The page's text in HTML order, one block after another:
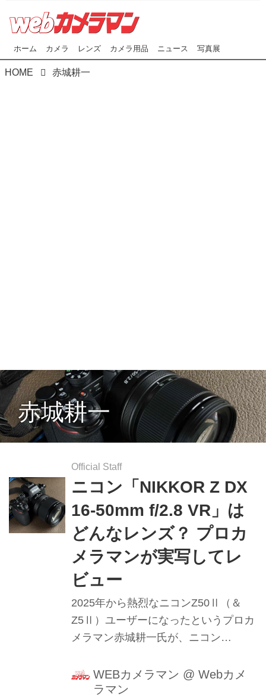
ホーム カメラ レンズ カメラ用品 ニュース 写真展
HOME 赤城耕一
赤城耕一
Official Staff
ニコン「NIKKOR Z DX
16-50mm f/2.8 VR」は
どんなレンズ？ プロカ
メラマンが実写してレ
ビュー
2025年から熱烈なニコンZ50Ⅱ（＆
Z5Ⅱ）ユーザーになったというプロカ
メラマン赤城耕一氏が、ニコン
の魅力を本音で語ります！（2026年1
月21日公開、2026年5月22日リライ
WEBカメラマン @ Webカメ
ラマン